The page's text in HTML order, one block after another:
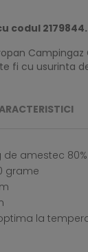
codul 2179844.
Campingaz
fi cu usurinta
de amestec
grame
la